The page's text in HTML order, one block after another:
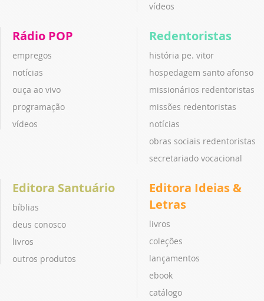
vídeos
Rádio POP
empregos
notícias
ouça ao vivo
programação
vídeos
Redentoristas
história pe. vitor
hospedagem santo afonso
missionários redentoristas
missões redentoristas
notícias
obras sociais redentoristas
secretariado vocacional
Editora Santuário
bíblias
deus conosco
livros
outros produtos
Editora Ideias &
Letras
livros
coleções
lançamentos
ebook
catálogo